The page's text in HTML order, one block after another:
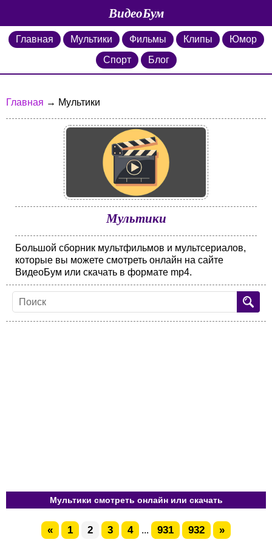
ВидеоБум
Главная Мультики Фильмы Клипы
Юмор
Спорт
Блог
Главная → Мультики
Мультики
Большой сборник мультфильмов и мультсериалов,
которые вы можете смотреть онлайн на сайте
ВидеоБум или скачать в формате mp4.
Мультики смотреть онлайн или скачать
« 1 2 3 4 ... 931 932 »